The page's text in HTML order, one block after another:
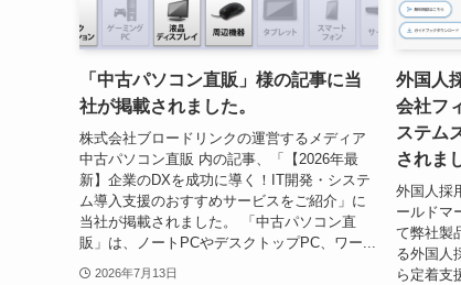
「中古パソコン直販」様の記事に当
社が掲載されました。
株式会社ブロードリンクの運営するメディア
中古パソコン直販 内の記事、「【2026年最
新】企業のDXを成功に導く！IT開発・システ
ム導入支援のおすすめサービスをご紹介」に
当社が掲載されました。 「中古パソコン直
販」は、ノートPCやデスクトップPC、ワー...
2026年7月13日
外国人
会社フ
ステム
されま
外国人採
ールドマ
て弊社製
る外国人
ら定着支